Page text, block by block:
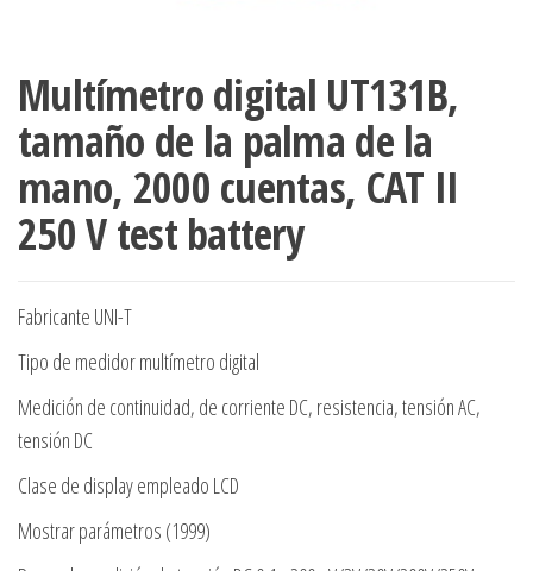
Multímetro digital UT131B,
tamaño de la palma de la
mano, 2000 cuentas, CAT II
250 V test battery
Fabricante UNI-T
Tipo de medidor multímetro digital
Medición de continuidad, de corriente DC, resistencia, tensión AC,
tensión DC
Clase de display empleado LCD
Mostrar parámetros (1999)